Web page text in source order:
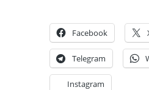
Facebook
Telegram
Instagram